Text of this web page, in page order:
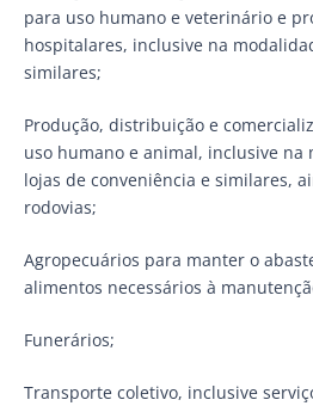
para uso humano e veterinário e
hospitalares, inclusive na
similares;
Produção, distribuição e
uso humano e animal, inclusive na
lojas de conveniência e similares,
rodovias;
Agropecuários para manter o
alimentos necessários à
Funerários;
Transporte coletivo, inclusive